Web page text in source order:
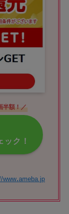
半額！／
ク！
www.ameba.jp